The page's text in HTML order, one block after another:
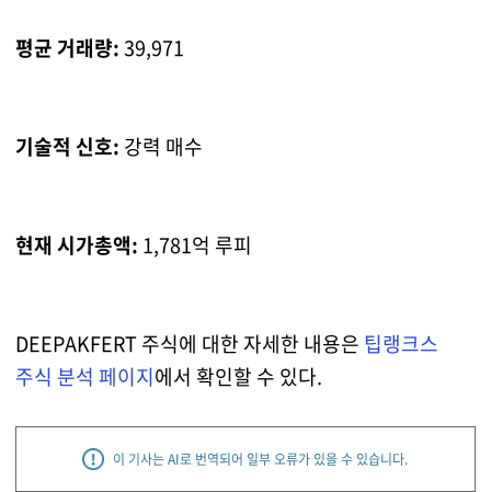
평균 거래량:39,971
기술적 신호: 강력 매수
현재 시가총액: 1,781억 루피
DEEPAKFERT 주식에 대한 자세한 내용은 팁랭크스
주식 분석 페이지에서 확인할 수 있다.
이 기사는 AI로 번역되어 일부 오류가 있을 수 있습니다.